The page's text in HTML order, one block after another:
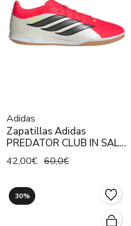
Adidas
Zapatillas Adidas
PREDATOR CLUB IN SALA
Rojo
42,00€ 60,0€
30%